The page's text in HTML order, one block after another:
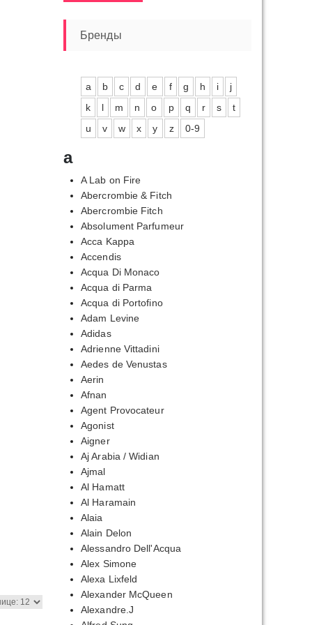
Бренды
a b c d e f g h i
j
k
l m n o p q r s
t
u
v w x y z 0-9
a
A Lab on Fire
Abercrombie & Fitch
Abercrombie Fitch
Absolument Parfumeur
Acca Kappa
Accendis
Acqua Di Monaco
Acqua di Parma
Acqua di Portofino
Adam Levine
Adidas
Adrienne Vittadini
Aedes de Venustas
Aerin
Afnan
Agent Provocateur
Agonist
Aigner
Aj Arabia / Widian
Ajmal
Al Hamatt
Al Haramain
Alaia
Alain Delon
Alessandro Dell'Acqua
Alex Simone
Alexa Lixfeld
Alexander McQueen
Alexandre.J